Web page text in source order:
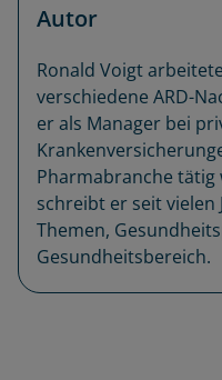
Autor
Ronald Voigt
verschiedene ARD-
er als Manager bei
Pharmabranche tätig
schreibt er seit
Themen,
Gesundheitsbereich.